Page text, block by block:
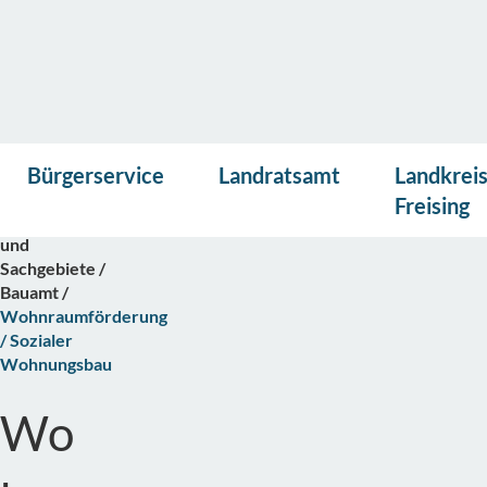
PresseKontakt Suche
Bürgerservice Landratsamt
Landkreis
Freising
Startseite
und
Sachgebiete
Bauamt
Wohnraumförderung
/ Sozialer
Wohnungsbau
lese
Wo